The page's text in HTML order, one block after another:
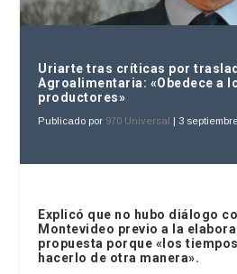
Uriarte tras críticas por
Agroalimentaria: «Obedece a
productores»
Publicado por 970 Universal | 3
Explicó que no hubo diálogo
Montevideo previo a la
propuesta porque «los
hacerlo de otra manera».